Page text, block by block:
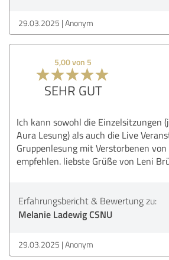
29.03.2025 Anonym
5,00 von 5
SEHR GUT
Ich kann sowohl die Einzelsitzungen
Aura Lesung) als auch die Live
Gruppenlesung mit Verstorbenen
empfehlen. liebste Grüße von Leni
Erfahrungsbericht & Bewertung zu:
Melanie Ladewig CSNU
29.03.2025 Anonym